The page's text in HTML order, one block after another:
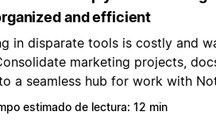
and efficient
in disparate tools is costly and
marketing projects,
a seamless hub for work with
estimado de lectura: 12 min